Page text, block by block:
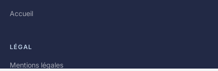
Accueil
LÉGAL
Mentions légales